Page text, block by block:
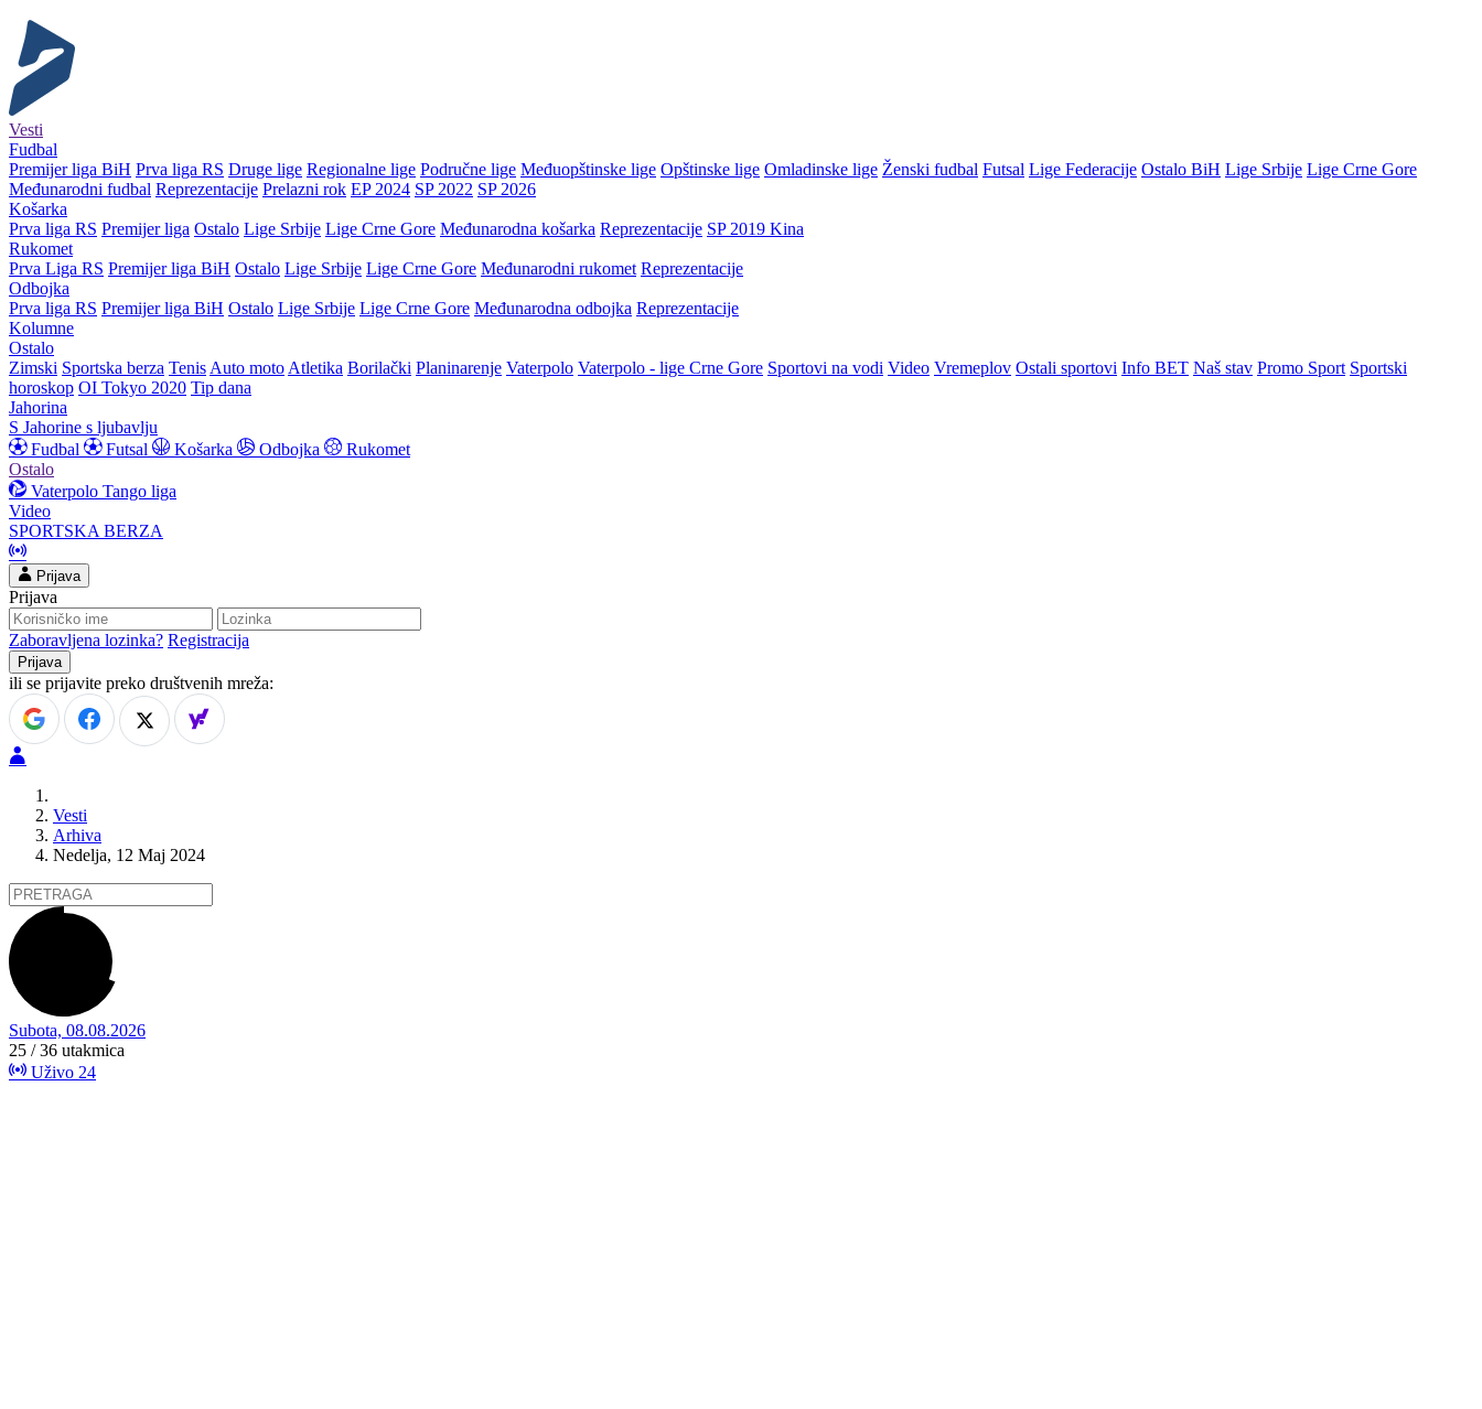
Vesti
Fudbal
Premijer liga BiH Prva liga RS Druge lige Regionalne lige Područne lige Međuopštinske lige Opštinske lige Omladinske lige Ženski fudbal Futsal Lige Federacije Ostalo BiH Lige Srbije Lige Crne Gore
Međunarodni fudbal Reprezentacije Prelazni rok EP 2024 SP 2022 SP 2026
Košarka
Prva liga RS Premijer liga Ostalo Lige Srbije Lige Crne Gore Međunarodna košarka Reprezentacije SP 2019 Kina
Rukomet
Prva Liga RS Premijer liga BiH Ostalo Lige Srbije Lige Crne Gore Međunarodni rukomet Reprezentacije
Odbojka
Prva liga RS Premijer liga BiH Ostalo Lige Srbije Lige Crne Gore Međunarodna odbojka Reprezentacije
Kolumne
Ostalo
Zimski Sportska berza Tenis Auto moto Atletika Borilački Planinarenje Vaterpolo Vaterpolo - lige Crne Gore Sportovi na vodi Video Vremeplov Ostali sportovi Info BET Naš stav Promo Sport Sportski
horoskop OI Tokyo 2020 Tip dana
Jahorina
S Jahorine s ljubavlju
Fudbal
Futsal Košarka Odbojka
Rukomet
Ostalo
Vaterpolo Tango liga
Video
SPORTSKA BERZA
Prijava
Prijava
Zaboravljena lozinka? Registracija
ili se prijavite preko društvenih mreža:
Vesti
Arhiva
Nedelja, 12 Maj 2024
Subota, 08.08.2026
25 / 36 utakmica
Uživo 24